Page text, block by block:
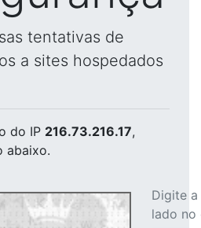
tentativas de
a sites hospedados
do IP 216.73.216.17,
abaixo.
Digite
lado no